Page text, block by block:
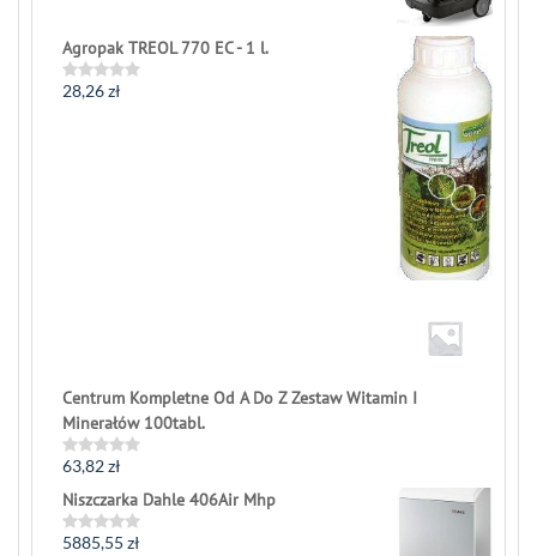
of
5
Agropak TREOL 770 EC - 1 l.
Rated
28,26zł
Centrum Kompletne Od A Do Z Zestaw Witamin I
Minerałów 100tabl.
Rated
out
of
5
63,82zł
Niszczarka Dahle 406Air Mhp
Rated
5885,55 zł